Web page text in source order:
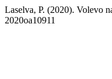
Laselva, P. (2020). Volevo
2020oa10911